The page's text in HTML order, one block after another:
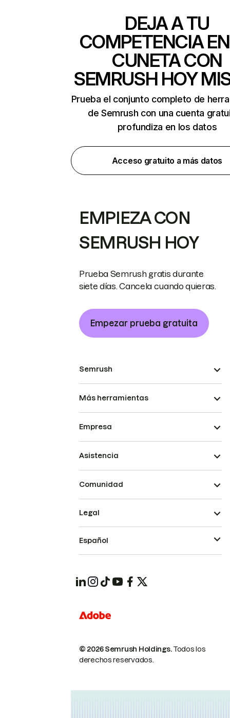
DEJA A TU
COMPETENCIA
CUNETA CON
SEMRUSH HOY
Prueba el conjunto completo de
de Semrush con una cuenta
profundiza en los datos
Acceso gratuito a más datos
EMPIEZA CON
SEMRUSH HOY
Prueba Semrush gratis durante
siete días. Cancela cuando quieras.
Empezar prueba gratuita
Semrush
Más herramientas
Empresa
Asistencia
Comunidad
© 2026 Semrush Holdings.Todos los
derechos reservados.
Legal
Español